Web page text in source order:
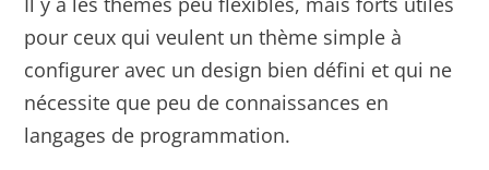
pour ceux qui veulent un thème simple à
configurer avec un design bien défini et qui ne
nécessite que peu de connaissances en
langages de programmation.